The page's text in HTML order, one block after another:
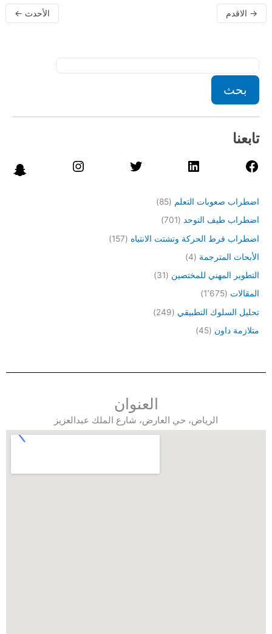
→ الاقدم الأحدث ←
بحث
تابعنا
اضطراب صعوبات التعلم (85)
اضطراب طيف التوحد (701)
اضطراب فرط الحركة وتشتت الانتباه (157)
الأبحاث المترجمة (4)
التطوير المهني للمختصين (31)
المقالات (1٬675)
تحليل السلوك التطبيقي (249)
متلازمة داون (45)
العنوان
الرياض، حي العارض، شارع الملك عبدالعزيز